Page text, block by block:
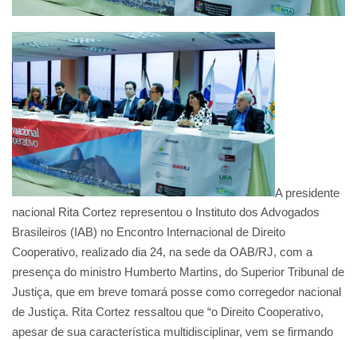
A presidente
nacional Rita Cortez representou o Instituto dos Advogados
Brasileiros (IAB) no Encontro Internacional de Direito
Cooperativo, realizado dia 24, na sede da OAB/RJ, com a
presença do ministro Humberto Martins, do Superior Tribunal de
Justiça, que em breve tomará posse como corregedor nacional
de Justiça. Rita Cortez ressaltou que “o Direito Cooperativo,
apesar de sua característica multidisciplinar, vem se firmando